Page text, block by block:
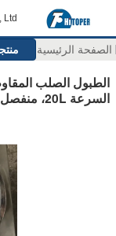
الصفحة الرئيسية
الطبول الصلب
السرعة 20L، منفصل تصفية فعالة